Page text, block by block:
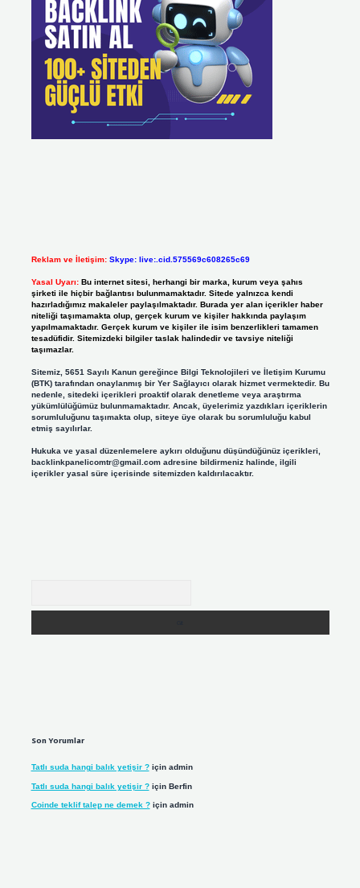
Reklam ve İletişim: Skype: live:.cid.575569c608265c69
Yasal Uyarı: Bu internet sitesi, herhangi bir marka, kurum veya şahıs
şirketi ile hiçbir bağlantısı bulunmamaktadır. Sitede yalnızca kendi
hazırladığımız makaleler paylaşılmaktadır. Burada yer alan içerikler haber
niteliği taşımamakta olup, gerçek kurum ve kişiler hakkında paylaşım
yapılmamaktadır. Gerçek kurum ve kişiler ile isim benzerlikleri tamamen
tesadüfidir. Sitemizdeki bilgiler taslak halindedir ve tavsiye niteliği
taşımazlar.
Sitemiz, 5651 Sayılı Kanun gereğince Bilgi Teknolojileri ve İletişim Kurumu
(BTK) tarafından onaylanmış bir Yer Sağlayıcı olarak hizmet vermektedir. Bu
nedenle, sitedeki içerikleri proaktif olarak denetleme veya araştırma
yükümlülüğümüz bulunmamaktadır. Ancak, üyelerimiz yazdıkları içeriklerin
sorumluluğunu taşımakta olup, siteye üye olarak bu sorumluluğu kabul
etmiş sayılırlar.
Hukuka ve yasal düzenlemelere aykırı olduğunu düşündüğünüz içerikleri,
backlinkpanelicomtr@gmail.comadresine bildirmeniz halinde, ilgili
içerikler yasal süre içerisinde sitemizden kaldırılacaktır.
Son Yorumlar
Tatlı suda hangi balık yetişir ?için admin
Tatlı suda hangi balık yetişir ?için Berfin
Coinde teklif talep ne demek ?için admin